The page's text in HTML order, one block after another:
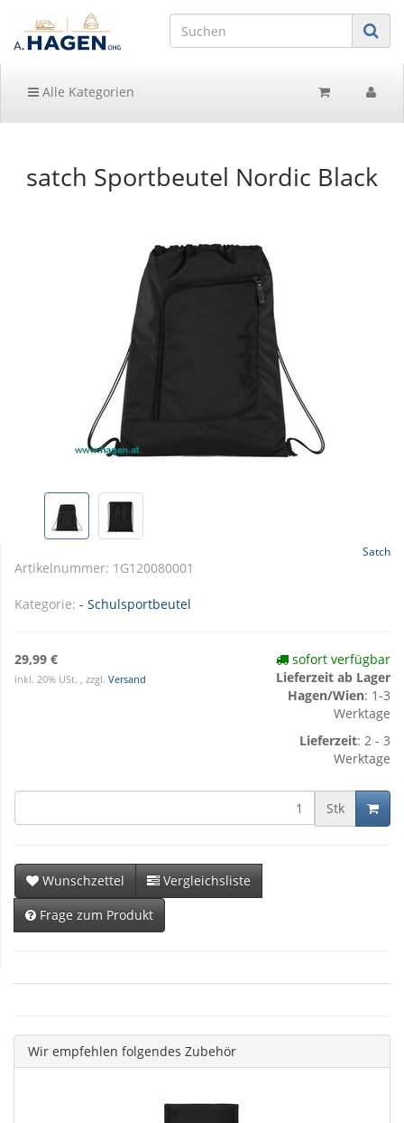
Alle Kategorien
satch Sportbeutel Nordic Black
Satch
Artikelnummer: 1G120080001
Kategorie: - Schulsportbeutel
29,99 €
inkl. 20% USt. , zzgl. Versand
sofort verfügbar
Lieferzeit ab Lager
Hagen/Wien: 1-3
Werktage
Lieferzeit: 2 - 3
Werktage
Stk
Wunschzettel
Vergleichsliste
Frage zum Produkt
Wir empfehlen folgendes Zubehör